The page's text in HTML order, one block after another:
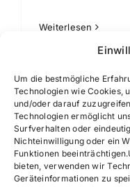
Um die bestmögliche
Technologien wie Cookies,
und/oder darauf
Technologien ermöglicht
Surfverhalten oder
Nichteinwilligung oder ein
Funktionen
bieten, verwenden wir
Geräteinformationen zu
Weiterlesen